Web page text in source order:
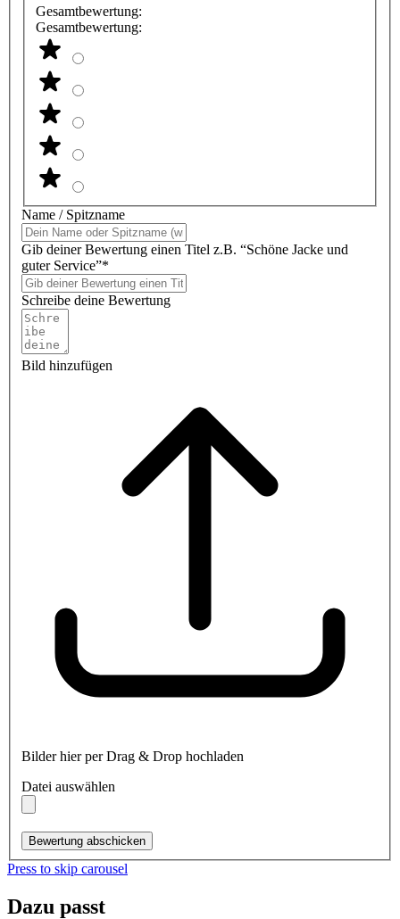
Gesamtbewertung:
Gesamtbewertung:
Name / Spitzname
Gib deiner Bewertung einen Titel z.B. “Schöne Jacke und
guter Service”*
Schreibe deine Bewertung
Bild hinzufügen
Bilder hier per Drag & Drop hochladen
Datei auswählen
Bewertung abschicken
Press to skip carousel
Dazu passt